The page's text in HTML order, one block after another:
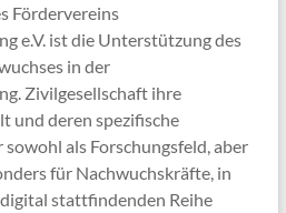
Fördervereins
e.V. ist die Unterstützung des
in der
Zivilgesellschaft ihre
und deren spezifische
als Forschungsfeld, aber
für Nachwuchskräfte, in
stattfindenden Reihe